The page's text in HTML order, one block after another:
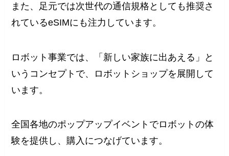
また、足元では次世代の通信規格としても推奨さ
れているeSIMにも注力しています。
ロボット事業では、「新しい家族に出あえる」と
いうコンセプトで、ロボットショップを展開して
います。
全国各地のポップアップイベントでロボットの体
験を提供し、購入につなげています。